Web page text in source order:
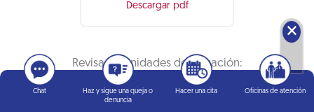
Descargar pdf
Revisa las unidades de valuación:
Consulta aquí
🗙
Chat
Haz y sigue una queja o
denuncia
Hacer una cita Oficinas de atención